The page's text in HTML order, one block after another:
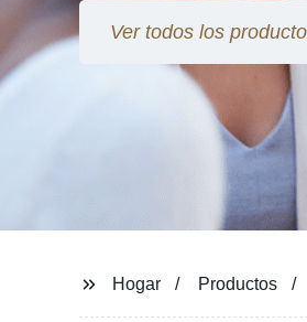
Ver todos los
Hogar Productos